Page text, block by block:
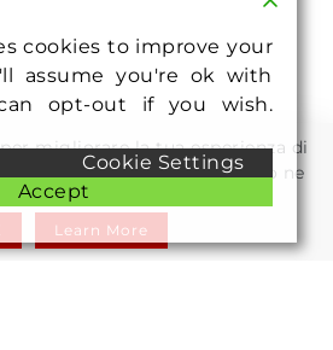
migliorare la tua esperienza di
a utilizzare il nostro sito ne
l\'utilizzo.
Learn More
cookies to improve your
assume you're ok with
opt-out if you wish.
Cookie Settings
Accept